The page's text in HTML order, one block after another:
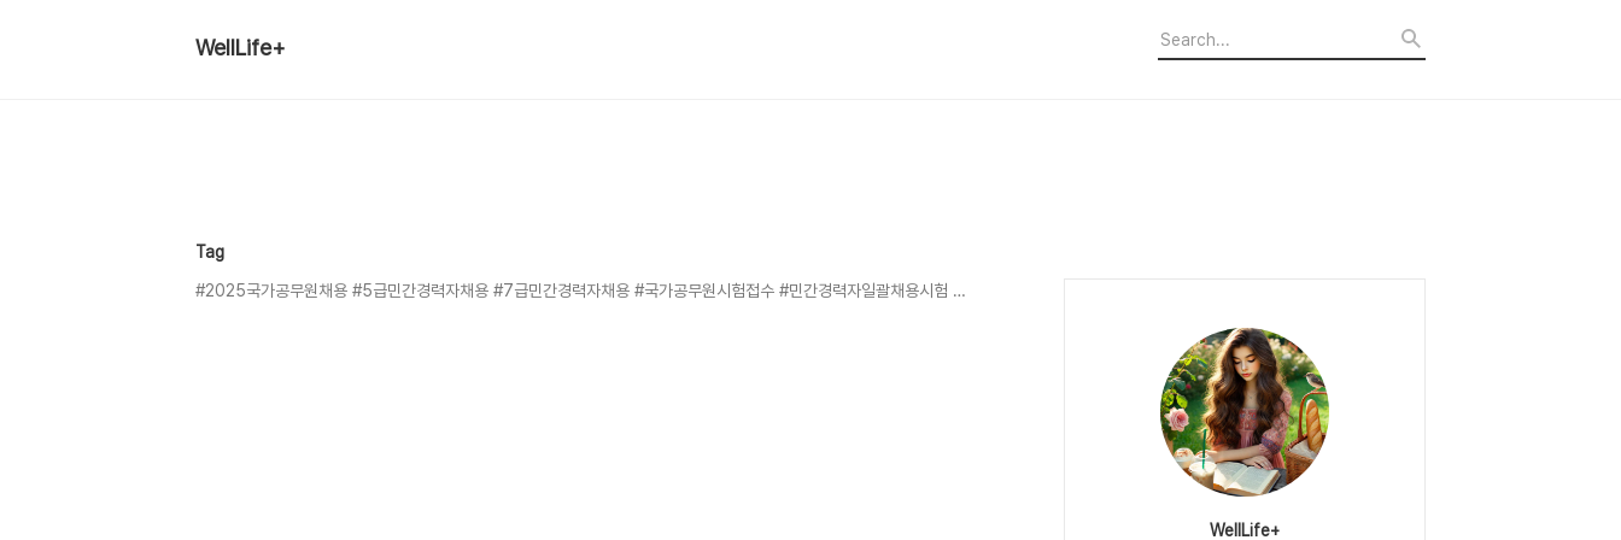
WellLife+
Tag
#2025국가공무원채용 #5급민간경력자채용 #7급민간경력자채용 #국가공무원시험접수 #민간경력자일괄채용시험 #공무원시험준비 #원서접수안내 #응시자격요건 #장애인편의제공 #국가고시센터 #공무원합격전략 #시험일정안내
WellLife+